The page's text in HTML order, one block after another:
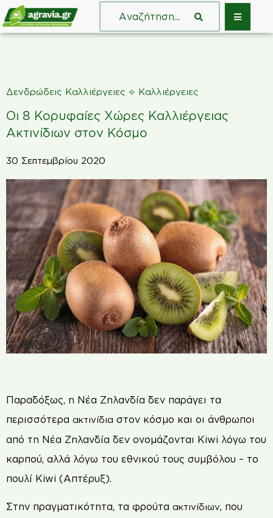
Δενδρώδεις Καλλιέργειες ⟡ Καλλιέργειες
Οι 8 Κορυφαίες Χώρες Καλλιέργειας
Ακτινίδιων στον Κόσμο
30 Σεπτεμβρίου 2020
Παραδόξως, η Νέα Ζηλανδία δεν παράγει τα
περισσότερα ακτινίδια στον κόσμο και οι άνθρωποι
από τη Νέα Ζηλανδία δεν ονομάζονται Kiwi λόγω του
καρπού, αλλά λόγω του εθνικού τους συμβόλου – το
πουλί Kiwi (Απτέρυξ).
Στην πραγματικότητα, τα φρούτα ακτινίδιων, που